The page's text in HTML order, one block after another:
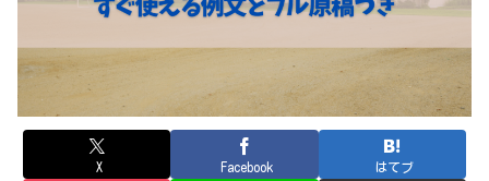
X Facebook はてブ